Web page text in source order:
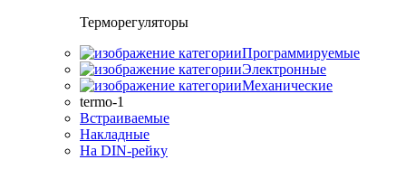
Терморегуляторы
Программируемые
Электронные
Механические
termo-1
Встраиваемые
Накладные
На DIN-рейку